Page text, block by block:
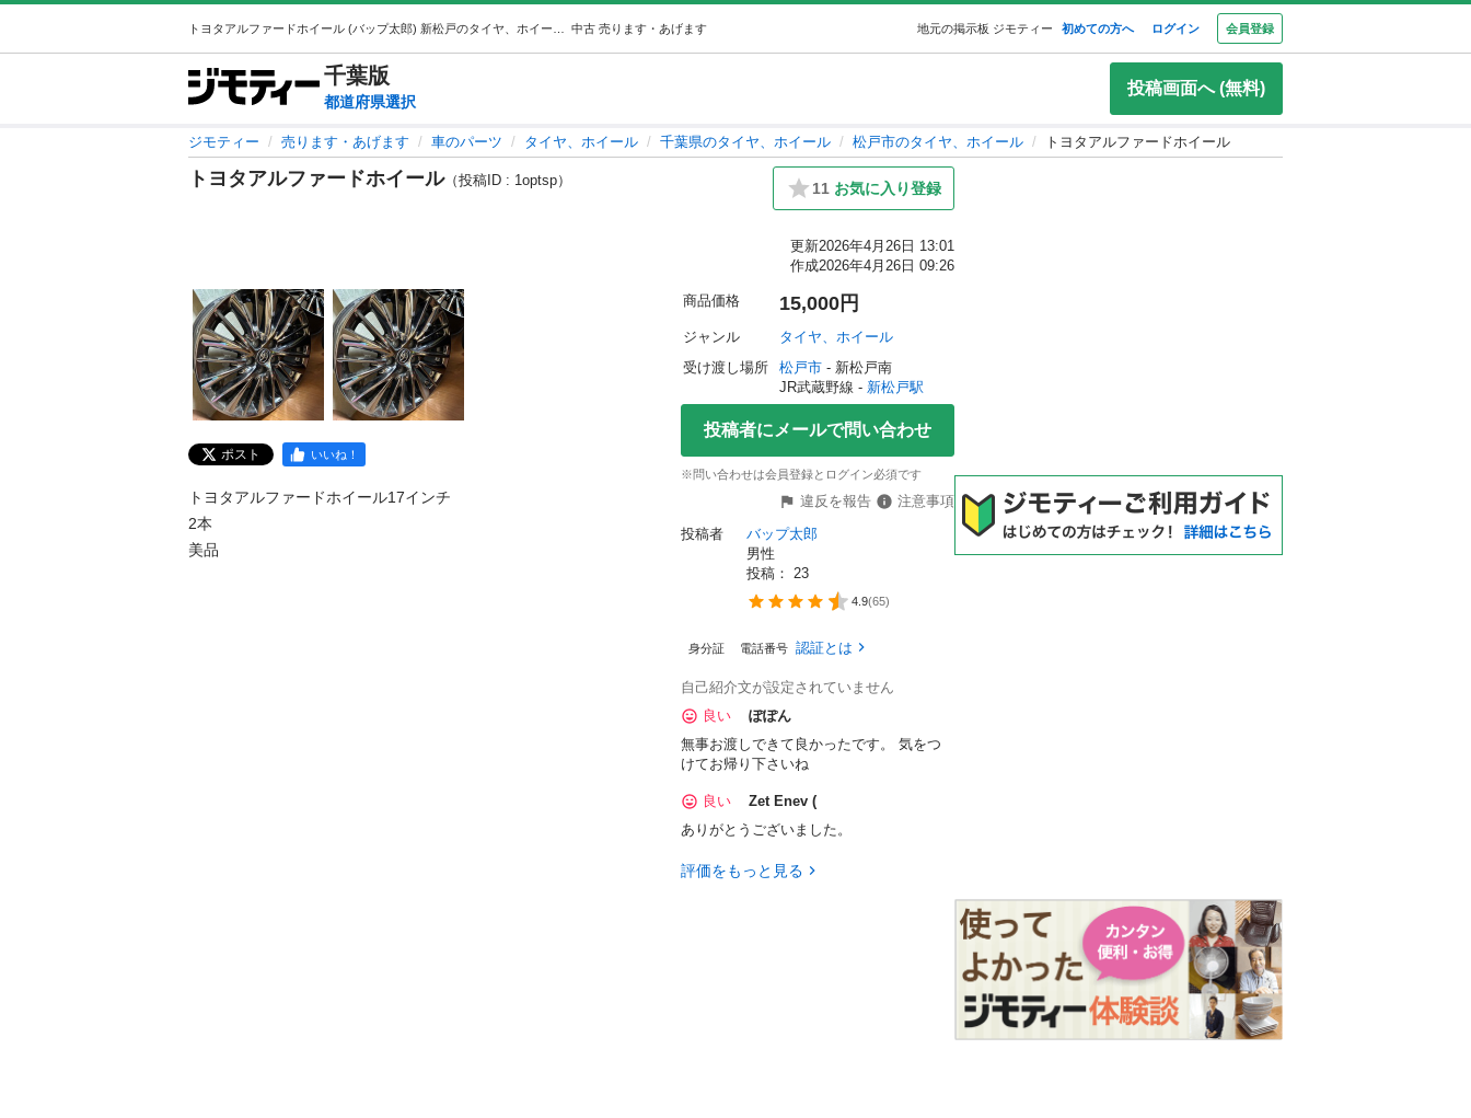
中古 売ります・あげます 地元の掲示板 ジモティー 初めての方へ ログイン 会員登録
千葉版
都道府県選択
投稿画面へ (無料)
ジモティー 売ります・あげます 車のパーツ タイヤ、ホイール 千葉県のタイヤ、ホイール 松戸市のタイヤ、ホイール トヨタアルファードホイール
トヨタアルファードホイール（投稿ID : 1optsp） 11 お気に入り登録
更新2026年4月26日 13:01
作成2026年4月26日 09:26
ポスト いいね！
トヨタアルファードホイール17インチ
2本
美品
商品価格 15,000円
ジャンル
タイヤ、ホイール
受け渡し場所
松戸市 - 新松戸南
JR武蔵野線 - 新松戸駅
投稿者にメールで問い合わせ
※問い合わせは会員登録とログイン必須です
違反を報告
注意事項
投稿者
バップ太郎
男性
投稿： 23
4.9(65)
身分証 電話番号 認証とは
自己紹介文が設定されていません
良い
ぽぽん
無事お渡しできて良かったです。 気をつ
けてお帰り下さいね
良い
Zet Enev (
ありがとうございました。
評価をもっと見る